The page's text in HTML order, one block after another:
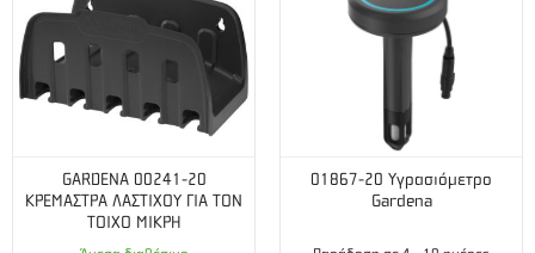
GARDENA 00241-20
ΚΡΕΜΑΣΤΡΑ ΛΑΣΤΙΧΟΥ ΓΙΑ ΤΟΝ
ΤΟΙΧΟ ΜΙΚΡΗ
01867-20 Υγρασιόμετρο
Gardena